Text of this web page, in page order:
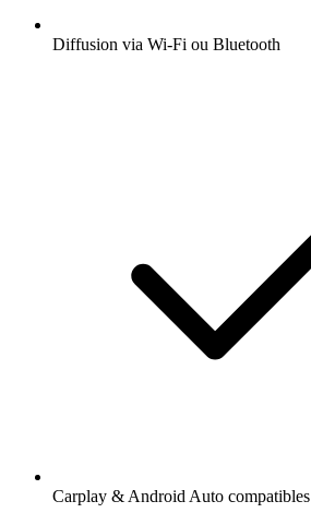
Diffusion via Wi-Fi ou Bluetooth
Carplay & Android Auto compatibles